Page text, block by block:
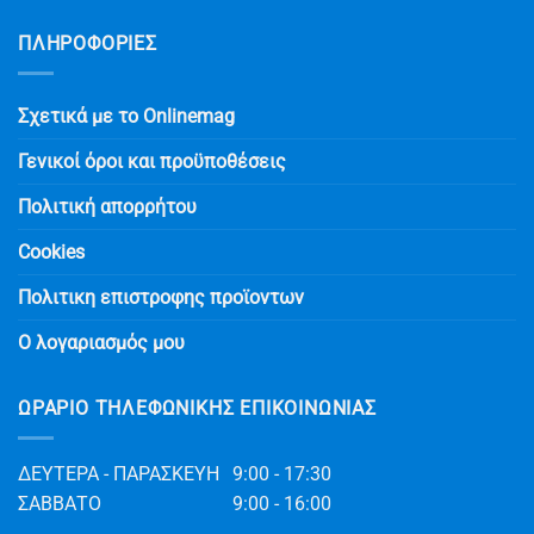
ΠΛΗΡΟΦΟΡΙΕΣ
Σχετικά με το Onlinemag
Γενικοί όροι και προϋποθέσεις
Πολιτική απορρήτου
Cookies
Πολιτικη επιστροφης προϊοντων
Ο λογαριασμός μου
ΩΡΆΡΙΟ ΤΗΛΕΦΩΝΙΚΉΣ ΕΠΙΚΟΙΝΩΝΊΑΣ
ΔΕΥΤΕΡΑ - ΠΑΡΑΣΚΕΥΗ
9:00 - 17:30
ΣΑΒΒΑΤΟ
9:00 - 16:00